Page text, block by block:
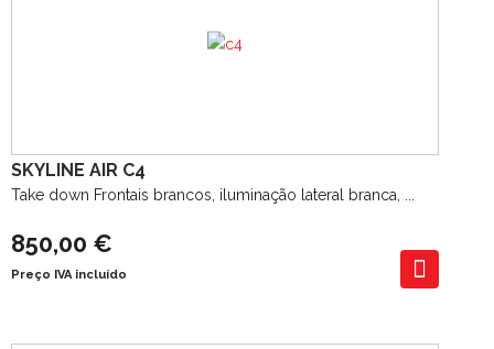
SKYLINE AIR C4
Take down Frontais brancos, iluminação lateral branca, ...
850,00 €
Preço IVA incluído